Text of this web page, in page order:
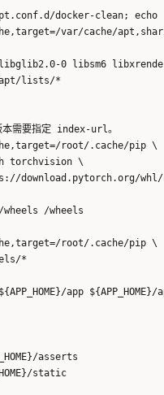
docker-clean;
var/cache/
0 libsm6
lists/*
需要指定 index-url。
root/.cache/pip \
torchvision \
download.pytorch.org/
/wheels
root/.cache/pip \
*
app ${APP_HOME}/
asserts
static